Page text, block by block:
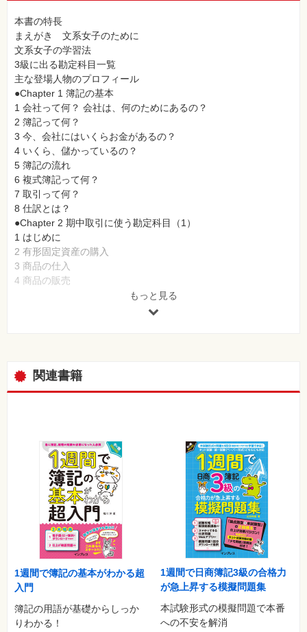
本書の特長
まえがき 文系女子のために
文系女子の学習法
3級に出る勘定科目一覧
主な登場人物のプロフィール
●Chapter 1 簿記の基本
1 会社って何？ 会社は、何のためにあるの？
2 簿記って何？
3 今、会社にはいくらお金があるの？
4 いくら、儲かっているの？
5 簿記の流れ
6 複式簿記って何？
7 取引って何？
8 仕訳とは？
●Chapter 2 期中取引に使う勘定科目（1）
1 はじめに
2 有形固定資産の購入
3 商品の仕入
4 商品の販売
5 後日支払う・もらうべき代金（買掛金・売掛金）090
10 仕入勘定と売上勘定の記入
●Chapter 3 期中取引に使う勘定科目（2）
1 現金
5 当座預金
6 手形（約束手形）
7 電子記録債権・電子記録債務
8 現金過不足 期中編
●Chapter 4 期中取引に使う勘定科目（3） その他の取引編
1 貸付金（手形貸付金・役員貸付金）
2 借入金（手形借入金・役員借入金）
3 未払金・未収入金
4 仮払金・仮受金
5 立替金
7 受取商品券
8 増資
もっと見る
関連書籍
1週間で簿記の基本がわかる超
入門
簿記の用語が基礎からしっか
りわかる！
1週間で日商簿記3級の合格力
が急上昇する模擬問題集
本試験形式の模擬問題で本番
への不安を解消